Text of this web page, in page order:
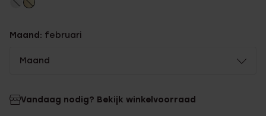
Maand: februari
Maand
Vandaag nodig? Bekijk winkelvoorraad